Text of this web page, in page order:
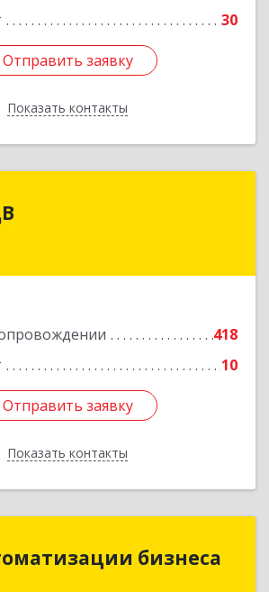
30
Отправить заявку
Показать контакты
Отправить заявку
Назад
418
10
Отправить заявку
Показать контакты
Хабаровский край, Хабаровск г,
Отправить заявку
Назад
бизнеса
бизнеса
край, Хабаровск г, Ленина